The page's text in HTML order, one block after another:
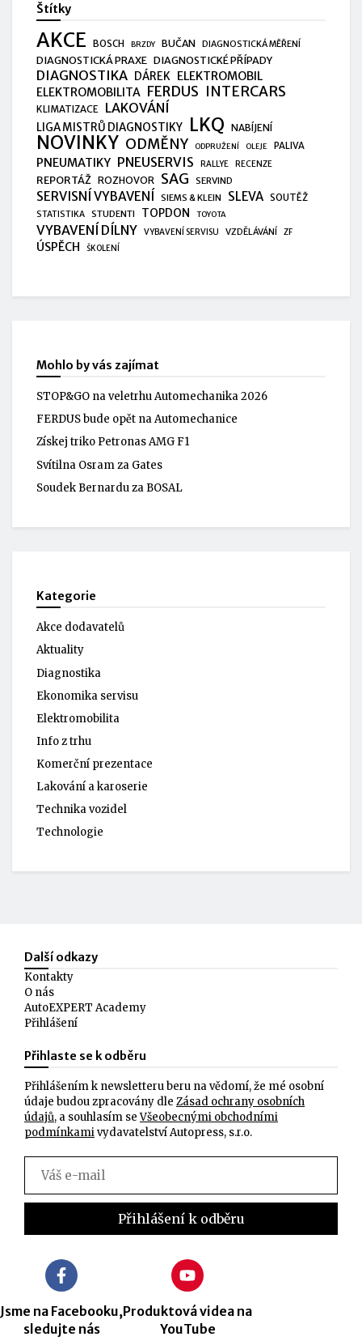
Štítky
AKCE BOSCH BRZDY BUČAN DIAGNOSTICKÁ MĚŘENÍ
DIAGNOSTICKÁ PRAXE DIAGNOSTICKÉ PŘÍPADY
DIAGNOSTIKA DÁREK ELEKTROMOBIL
ELEKTROMOBILITA FERDUS INTERCARS
KLIMATIZACE LAKOVÁNÍ
LIGA MISTRŮ DIAGNOSTIKY LKQ NABÍJENÍ
NOVINKY ODMĚNY ODPRUŽENÍ OLEJE PALIVA
PNEUMATIKY PNEUSERVIS RALLYE RECENZE
REPORTÁŽ ROZHOVOR SAG SERVIND
SERVISNÍ VYBAVENÍ SIEMS & KLEIN SLEVA SOUTĚŽ
STATISTIKA STUDENTI TOPDON TOYOTA
VYBAVENÍ DÍLNY VYBAVENÍ SERVISU VZDĚLÁVÁNÍ ZF
ÚSPĚCH ŠKOLENÍ
Mohlo by vás zajímat
STOP&GO na veletrhu Automechanika 2026
FERDUS bude opět na Automechanice
Získej triko Petronas AMG F1
Svítilna Osram za Gates
Soudek Bernardu za BOSAL
Kategorie
Akce dodavatelů
Aktuality
Diagnostika
Ekonomika servisu
Elektromobilita
Info z trhu
Komerční prezentace
Lakování a karoserie
Technika vozidel
Technologie
Další odkazy
Kontakty
O nás
AutoEXPERT Academy
Přihlášení
Přihlaste se k odběru
Přihlášením k newsletteru beru na vědomí, že mé osobní
údaje budou zpracovány dle Zásad ochrany osobních
údajů, a souhlasím seVšeobecnými obchodními
podmínkamivydavatelství Autopress, s.r.o.
Jsme na Facebooku,
sledujte nás
Produktová videa na
YouTube